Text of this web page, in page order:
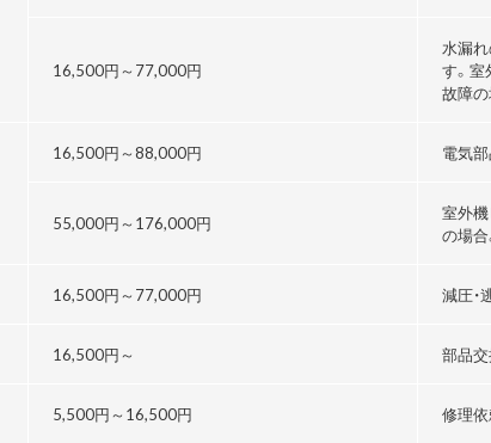
16,500円～ 77,000円
水漏
す。
故障
16,500円～88,000円 電気
55,000円～176,000円
室外
の場合
16,500円～ 77,000円 減圧・
16,500円～ 部品
5,500円～ 16,500円 修理